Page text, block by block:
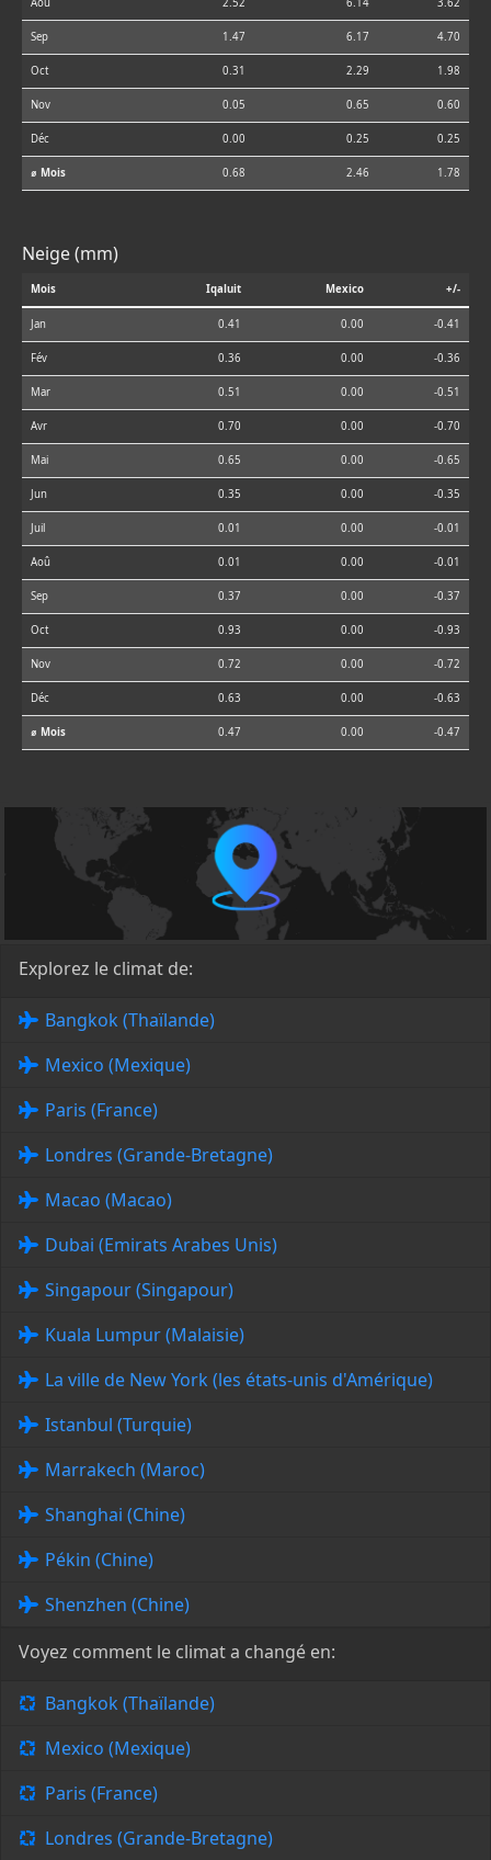
Aoû 2.52 6.14 3.62
Sep 1.47 6.17 4.70
Oct 0.31 2.29 1.98
Nov 0.05 0.65 0.60
Déc 0.00 0.25 0.25
⌀ Mois 0.68 2.46 1.78
Neige (mm)
Mois Iqaluit Mexico +/-
Jan 0.41 0.00 -0.41
Fév 0.36 0.00 -0.36
Mar 0.51 0.00 -0.51
Avr 0.70 0.00 -0.70
Mai 0.65 0.00 -0.65
Jun 0.35 0.00 -0.35
Juil 0.01 0.00 -0.01
Aoû 0.01 0.00 -0.01
Sep 0.37 0.00 -0.37
Oct 0.93 0.00 -0.93
Nov 0.72 0.00 -0.72
Déc 0.63 0.00 -0.63
⌀ Mois 0.47 0.00 -0.47
Explorez le climat de:
Bangkok (Thaïlande)
Mexico (Mexique)
Paris (France)
Londres (Grande-Bretagne)
Macao (Macao)
Dubai (Emirats Arabes Unis)
Singapour (Singapour)
Kuala Lumpur (Malaisie)
La ville de New York (les états-unis d'Amérique)
Istanbul (Turquie)
Marrakech (Maroc)
Shanghai (Chine)
Pékin (Chine)
Shenzhen (Chine)
Voyez comment le climat a changé en:
Bangkok (Thaïlande)
Mexico (Mexique)
Paris (France)
Londres (Grande-Bretagne)